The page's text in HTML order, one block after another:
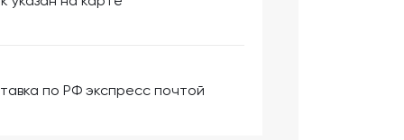
по РФ экспресс почтой